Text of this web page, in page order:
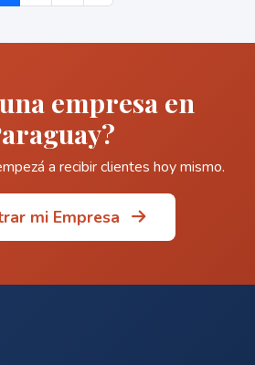
empresa en
a recibir clientes hoy mismo.
mi Empresa